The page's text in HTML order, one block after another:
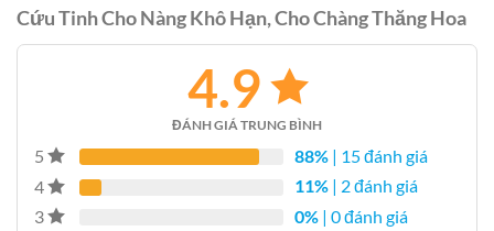
Cứu Tinh Cho Nàng Khô Hạn, Cho Chàng Thăng Hoa
4.9
ĐÁNH GIÁ TRUNG BÌNH
5 88% | 15 đánh giá
4
11% | 2 đánh giá
3
0% | 0 đánh giá